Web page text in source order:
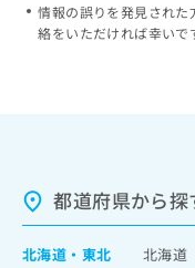
情報の誤りを発見された
絡をいただければ幸いで
都道府県から探
北海道 ・ 東北 北海道